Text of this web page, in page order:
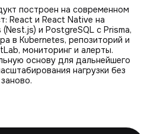
построен на современном
React и React Native на
и PostgreSQL с Prisma,
в Kubernetes, репозиторий и
мониторинг и алерты.
основу для дальнейшего
нагрузки без